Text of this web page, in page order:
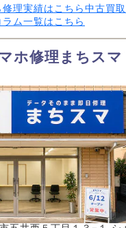
修理実績はこちら 中古買
ラム一覧はこちら
ホ修理まちスマ